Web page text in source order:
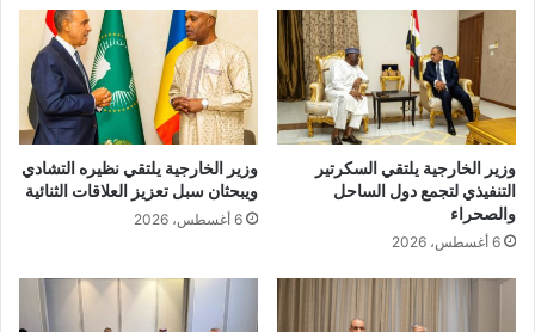
وزير الخارجية يلتقي السكرتير
التنفيذي لتجمع دول الساحل
والصحراء
6 أغسطس، 2026
وزير الخارجية يلتقي نظيره التشادي
ويبحثان سبل تعزيز العلاقات الثنائية
6 أغسطس، 2026